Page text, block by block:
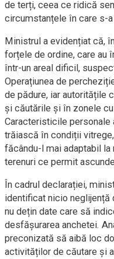
de terți, ceea ce ridică
circumstanțele în care s-
Ministrul a evidențiat că,
forțele de ordine, care au
într-un areal dificil,
Operațiunea de
de pădure, iar autoritățile
și căutările și în zonele
Caracteristicile
trăiască în condiții
făcându-l mai adaptabil
terenuri ce permit
În cadrul declarației,
identificat nicio neglijență
nu dețin date care să
desfășurarea anchetei.
preconizată să aibă loc
activităților de căutare și